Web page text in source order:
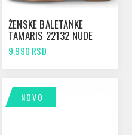
ŽENSKE BALETANKE
TAMARIS 22132 NUDE
STRUCTURE
9.990 RSD
NOVO